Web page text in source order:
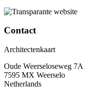
Contact
Architectenkaart
Oude Weerseloseweg 7A
7595 MX Weerselo
Netherlands